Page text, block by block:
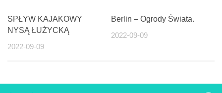
SPŁYW KAJAKOWY
NYSĄ ŁUŻYCKĄ
2022-09-09
Berlin – Ogrody Świata.
2022-09-09